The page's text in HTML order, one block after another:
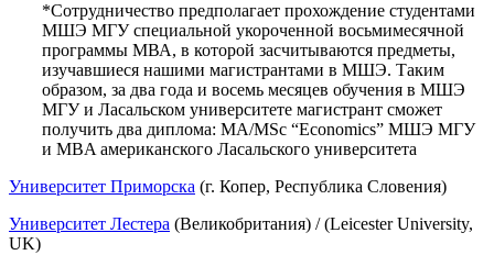
*Сотрудничество предполагает прохождение студентами
МШЭ МГУ специальной укороченной восьмимесячной
программы МВА, в которой засчитываются предметы,
изучавшиеся нашими магистрантами в МШЭ. Таким
образом, за два года и восемь месяцев обучения в МШЭ
МГУ и Ласальском университете магистрант сможет
получить два диплома: МА/MSc “Economics” МШЭ МГУ
и MBA американского Ласальского университета
Университет Приморска (г. Копер, Республика Словения)
Университет Лестера (Великобритания) / (Leicester University,
UK)